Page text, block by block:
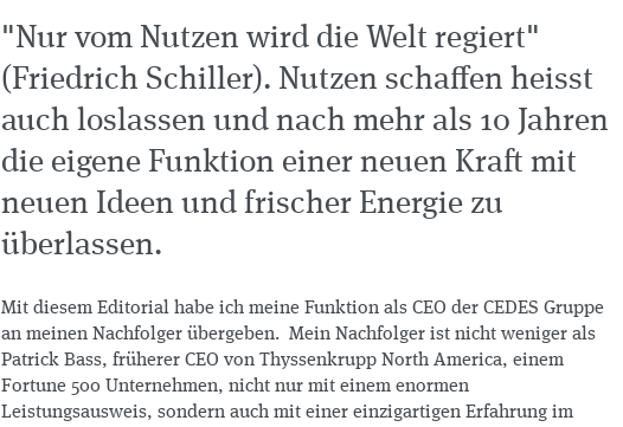
"Nur vom Nutzen wird die Welt regiert"
(Friedrich Schiller). Nutzen schaffen heisst
auch loslassen und nach mehr als 10 Jahren
die eigene Funktion einer neuen Kraft mit
neuen Ideen und frischer Energie zu
überlassen.
Mit diesem Editorial habe ich meine Funktion als CEO der CEDES Gruppe
an meinen Nachfolger übergeben. Mein Nachfolger ist nicht weniger als
Patrick Bass, früherer CEO von Thyssenkrupp North America, einem
Fortune 500 Unternehmen, nicht nur mit einem enormen
Leistungsausweis, sondern auch mit einer einzigartigen Erfahrung im